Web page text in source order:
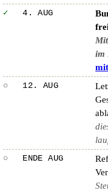
✓ 4. AUG
im
○ 12. AUG
○ ENDE AUG